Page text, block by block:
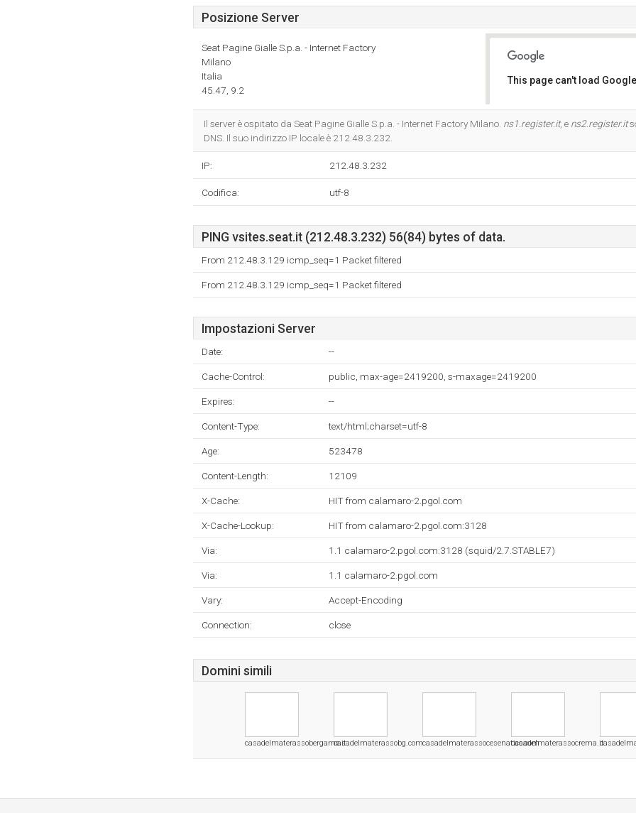
Posizione Server
Seat Pagine Gialle S.p.a. - Internet Factory
Milano
Italia
45.47, 9.2
This page can't load
Il server è ospitato da Seat Pagine Gialle S.p.a. - Internet Factory Milano. ns1.register.it, e ns2.register.it
DNS. Il suo indirizzo IP locale è 212.48.3.232.
IP: 212.48.3.232
Codifica: utf-8
PING vsites.seat.it (212.48.3.232) 56(84) bytes of data.
From 212.48.3.129 icmp_seq=1 Packet filtered
From 212.48.3.129 icmp_seq=1 Packet filtered
Impostazioni Server
Date: --
Cache-Control: public, max-age=2419200, s-maxage=2419200
Expires: --
Content-Type: text/html;charset=utf-8
Age: 523478
Content-Length: 12109
X-Cache: HIT from calamaro-2.pgol.com
X-Cache-Lookup: HIT from calamaro-2.pgol.com:3128
Via: 1.1 calamaro-2.pgol.com:3128 (squid/2.7.STABLE7)
Via: 1.1 calamaro-2.pgol.com
Vary: Accept-Encoding
Connection: close
Domini simili
casadelmaterassobergamo.itcasadelmaterassobg.comcasadelmaterassocesenatico.comcasadelmaterassocrema.it